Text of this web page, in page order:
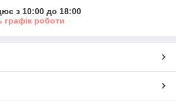
з 10:00 до 18:00
графік роботи